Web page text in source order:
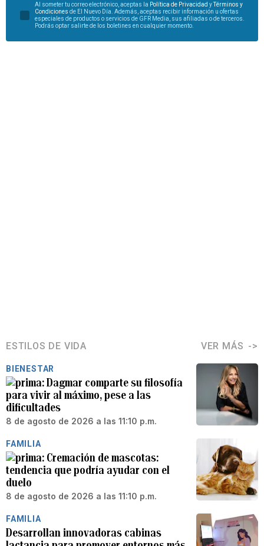
Al someter tu correo electrónico, aceptas la Política de Privacidad yTérminos y
Condiciones de El Nuevo Día. Además, aceptas recibir información u ofertas
especiales de productos o servicios de GFR Media, sus afiliadas o de terceros.
Podrás optar salirte de los boletines en cualquier momento.
ESTILOS DE VIDA VER MÁS
BIENESTAR
Dagmar comparte su filosofía
para vivir al máximo, pese a las
dificultades
8 de agosto de 2026 a las 11:10 p.m.
FAMILIA
Cremación de mascotas:
tendencia que podría ayudar con el
duelo
8 de agosto de 2026 a las 11:10 p.m.
FAMILIA
Desarrollan innovadoras cabinas